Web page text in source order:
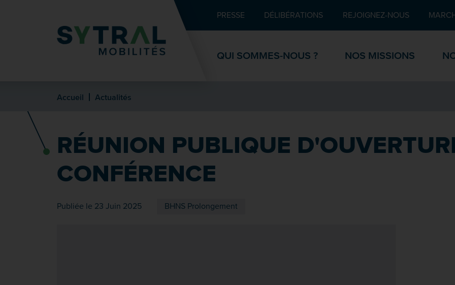
Recherche Pied de page
PRESSE DÉLIBÉRATIONS REJOIGNEZ-NOUS
QUI SOMMES-NOUS ? NOS MISSIONS
Accueil Actualités
RÉUNION PUBLIQUE
CONFÉRENCE
Publiée le 23 Juin 2025 BHNS Prolongement